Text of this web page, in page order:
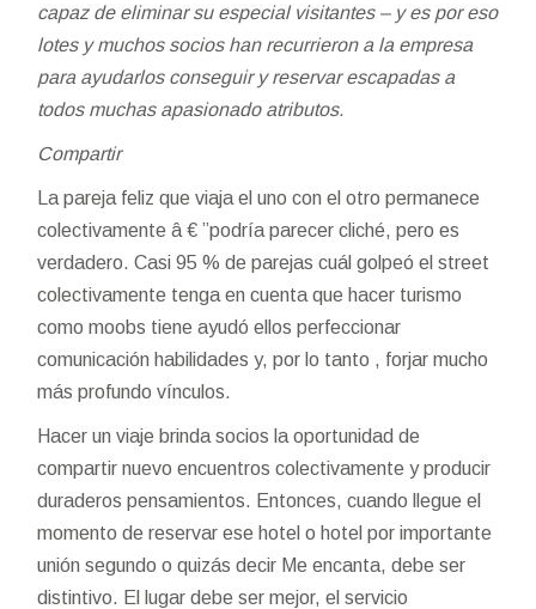
capaz de eliminar su especial visitantes – y es por eso
lotes y muchos socios han recurrieron a la empresa
para ayudarlos conseguir y reservar escapadas a
todos muchas apasionado atributos.
Compartir
La pareja feliz que viaja el uno con el otro permanece
colectivamente â € ”podría parecer cliché, pero es
verdadero. Casi 95 % de parejas cuál golpeó el street
colectivamente tenga en cuenta que hacer turismo
como moobs tiene ayudó ellos perfeccionar
comunicación habilidades y, por lo tanto , forjar mucho
más profundo vínculos.
Hacer un viaje brinda socios la oportunidad de
compartir nuevo encuentros colectivamente y producir
duraderos pensamientos. Entonces, cuando llegue el
momento de reservar ese hotel o hotel por importante
unión segundo o quizás decir Me encanta, debe ser
distintivo. El lugar debe ser mejor, el servicio